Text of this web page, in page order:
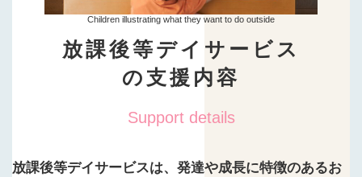
Children illustrating what they want to do outside
放課後等デイサービス
の支援内容
Support details
放課後等デイサービスは、発達や成長に特徴のあるお